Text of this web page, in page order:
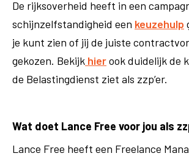
De rijksoverheid heeft in een
schijnzelfstandigheid een keuzehulp
je kunt zien of jij de juiste
gekozen. Bekijk hierook duidelijk de
de Belastingdienst ziet als zzp’er.
Wat doet Lance Free voor jou als
Lance Free heeft een Freelance